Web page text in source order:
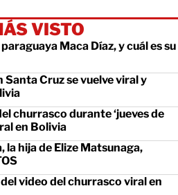
VISTO
Maca Díaz, y cuál es su
Cruz se vuelve viral y
churrasco durante ‘jueves de
en Bolivia
la hija de Elize Matsunaga,
video del churrasco viral en